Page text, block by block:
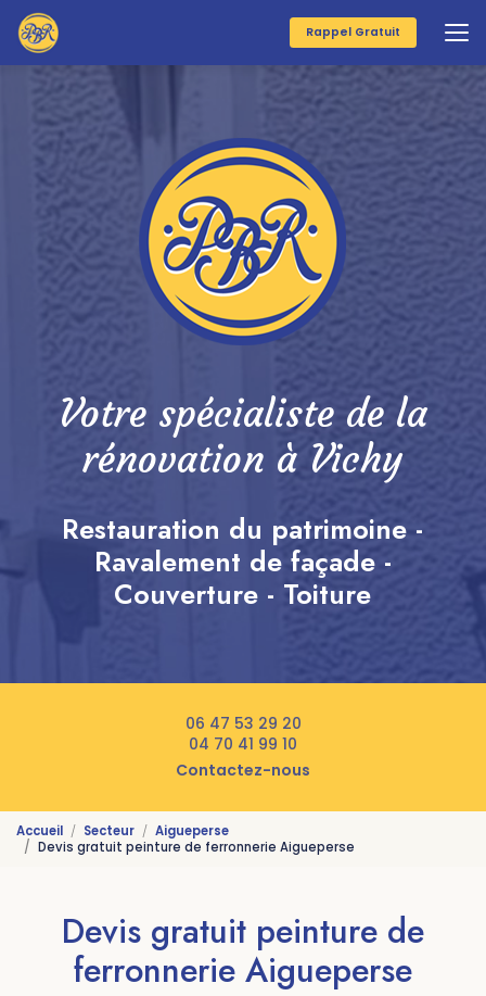
Aller
au
contenu
principal
Rappel Gratuit
Votre spécialiste de la
rénovation à Vichy
Restauration du patrimoine -
Ravalement de façade -
Couverture - Toiture
06 47 53 29 20
04 70 41 99 10
Contactez-nous
Accueil Secteur
Aigueperse
Devis gratuit peinture de ferronnerie Aigueperse
Devis gratuit peinture de
ferronnerie Aigueperse